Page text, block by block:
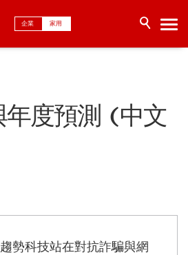
企業 家用
年度預測 (中文
趨勢科技站在對抗詐騙與網